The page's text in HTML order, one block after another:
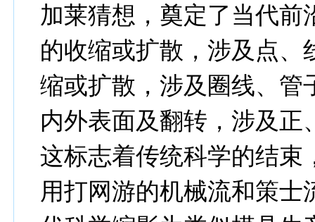
加莱猜想，奠定了当代前
的收缩或扩散，涉及点、
缩或扩散，涉及圈线、管
内外表面及翻转，涉及
这标志着传统科学的结束
用打网游的机械流和策